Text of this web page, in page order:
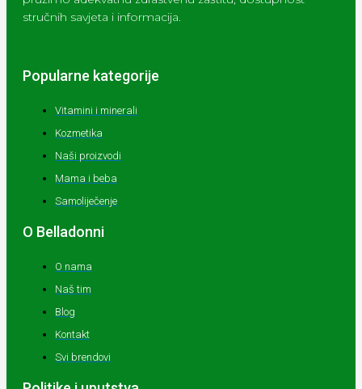
stručnih savjeta i informacija.
Popularne kategorije
Vitamini i minerali
Kozmetika
Naši proizvodi
Mama i beba
Samoliječenje
O Belladonni
O nama
Naš tim
Blog
Kontakt
Svi brendovi